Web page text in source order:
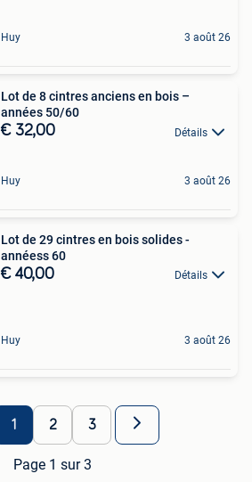
Huy 3 août 26
Lot de 8 cintres anciens en bois –
années 50/60
€ 32,00 Détails
Huy 3 août 26
Lot de 29 cintres en bois solides -
annéess 60
€ 40,00 Détails
Huy 3 août 26
1 2 3
Page 1 sur 3